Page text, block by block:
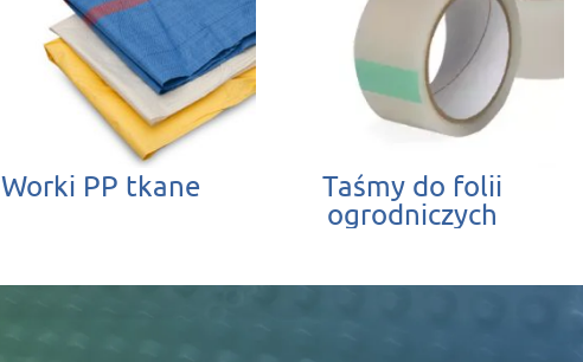
Worki PP tkane
Taśmy do folii
ogrodniczych